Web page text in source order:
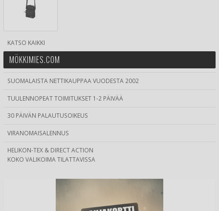
KATSO KAIKKI
MÖKKIMIES.COM
SUOMALAISTA NETTIKAUPPAA VUODESTA 2002
TUULENNOPEAT TOIMITUKSET 1-2 PÄIVÄÄ
30 PÄIVÄN PALAUTUSOIKEUS
VIRANOMAISALENNUS
HELIKON-TEX & DIRECT ACTION
KOKO VALIKOIMA TILATTAVISSA